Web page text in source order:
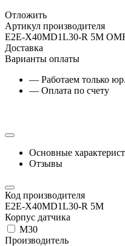
Отложить
Артикул производителя
E2E-X40MD1L30-R 5M
Доставка
Варианты оплаты
— Работаем только
— Оплата по счету
Основные
Отзывы
Код производителя
E2E-X40MD1L30-R 5M
Корпус датчика
М30
Производитель